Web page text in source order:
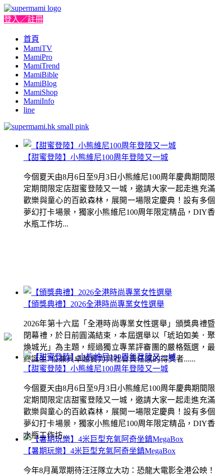
登入／註冊
首頁
MamiTV
MamiPro
MamiTrend
MamiBible
MamiBlog
MamiShop
MamiInfo
line
【甜蜜登陸】小熊維尼100周年登陸又一城
今個夏天由8月6日至9月3日小熊維尼100周年慶典期間限
定期間限定店甜蜜登陸又一城，邀請大家一起走進充滿
歡樂與童心的百畝森林，展開一場限定慶典！設有多個
夢幻打卡場景，獨家小熊維尼100周年限定精品，DIY香
水瓶工作坊...
【頒獎典禮】2026全港時尚專業女性選舉
2026年第十六屆「全港時尚專業女性選舉」頒獎典禮暨
閉幕禮，於日前圓滿結束，本屆選舉以「琥珀如美．聚
煥城光」為主題，經過獨立專業評審團的嚴格甄選，最
終誕生7位兼具卓越實力與社會責任感的得獎者......
【暑期玩樂】4米巨型充氣阿奇坐鎮MegaBox
今年8月萬眾期待汪汪隊立大功：恐龍大電影全港公映！
【甜蜜登陸】小熊維尼100周年登陸又一城
今個夏天由8月6日至9月3日小熊維尼100周年慶典期間限
定期間限定店甜蜜登陸又一城，邀請大家一起走進充滿
歡樂與童心的百畝森林，展開一場限定慶典！設有多個
夢幻打卡場景，獨家小熊維尼100周年限定精品，DIY香
水瓶工作坊...